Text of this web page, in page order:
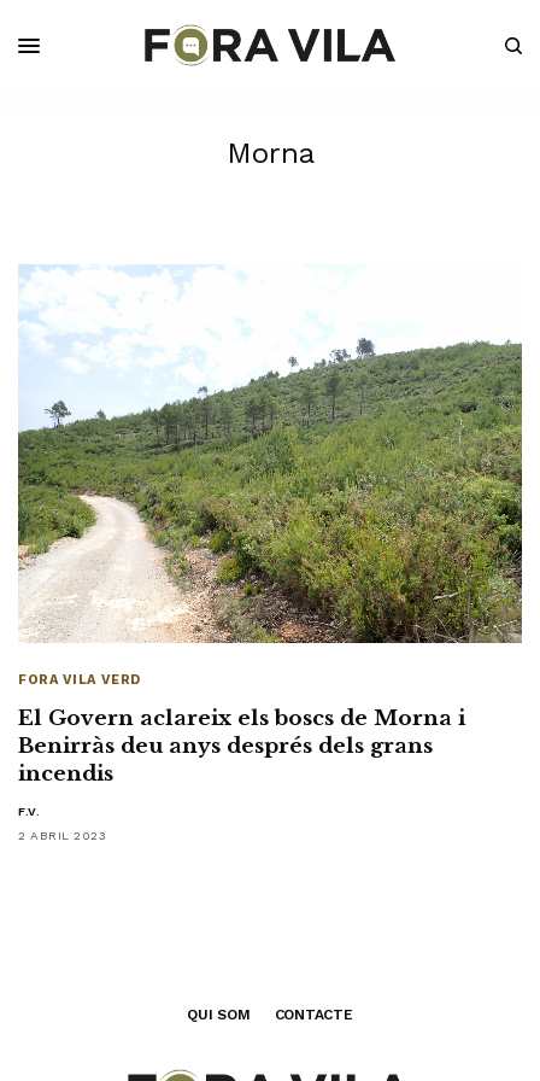
Morna
FORA VILA VERD
El Govern aclareix els boscs de Morna i
Benirràs deu anys després dels grans
incendis
F.V.
2 ABRIL 2023
QUI SOM CONTACTE